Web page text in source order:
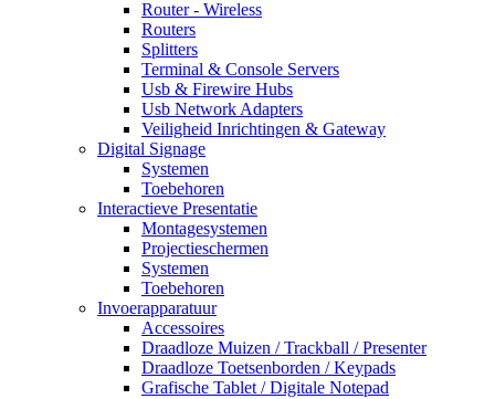
Router - Wireless
Routers
Splitters
Terminal & Console Servers
Usb & Firewire Hubs
Usb Network Adapters
Veiligheid Inrichtingen & Gateway
Digital Signage
Systemen
Toebehoren
Interactieve Presentatie
Montagesystemen
Projectieschermen
Systemen
Toebehoren
Invoerapparatuur
Accessoires
Draadloze Muizen / Trackball / Presenter
Draadloze Toetsenborden / Keypads
Grafische Tablet / Digitale Notepad